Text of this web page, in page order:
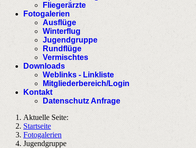
Fliegerärzte
Fotogalerien
Ausflüge
Winterflug
Jugendgruppe
Rundflüge
Vermischtes
Downloads
Weblinks - Linkliste
Mitgliederbereich/Login
Kontakt
Datenschutz Anfrage
Aktuelle Seite:
Startseite
Fotogalerien
Jugendgruppe